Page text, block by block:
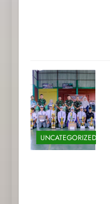
UNCATEGORIZED